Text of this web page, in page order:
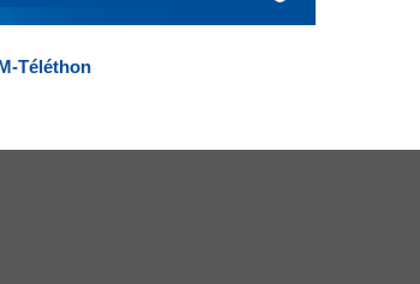
Téléthon